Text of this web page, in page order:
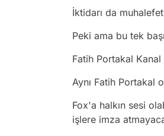
İktidarı da
Peki ama bu tek
Fatih Portakal
Aynı Fatih Portakal
Fox'a halkın sesi
işlere imza